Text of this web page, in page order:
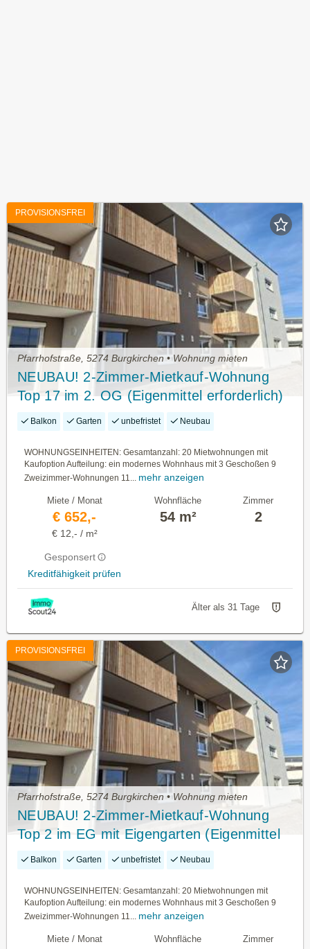
PROVISIONSFREI
Pfarrhofstraße, 5274 Burgkirchen • Wohnung mieten
NEUBAU! 2-Zimmer-Mietkauf-Wohnung
Top 17 im 2. OG (Eigenmittel erforderlich)
Balkon Garten unbefristet Neubau
WOHNUNGSEINHEITEN: Gesamtanzahl: 20 Mietwohnungen mit
Kaufoption Aufteilung: ein modernes Wohnhaus mit 3 Geschoßen 9
Zweizimmer-Wohnungen 11... mehr anzeigen
Miete / Monat
€ 652,-
€ 12,- / m²
Gesponsert
Kreditfähigkeit prüfen
Wohnfläche
54 m²
Zimmer
2
Älter als 31 Tage
PROVISIONSFREI
Pfarrhofstraße, 5274 Burgkirchen • Wohnung mieten
NEUBAU! 2-Zimmer-Mietkauf-Wohnung
Top 2 im EG mit Eigengarten (Eigenmittel
erforderlich)
Balkon Garten unbefristet Neubau
WOHNUNGSEINHEITEN: Gesamtanzahl: 20 Mietwohnungen mit
Kaufoption Aufteilung: ein modernes Wohnhaus mit 3 Geschoßen 9
Zweizimmer-Wohnungen 11...
mehr anzeigen
Miete / Monat Wohnfläche Zimmer